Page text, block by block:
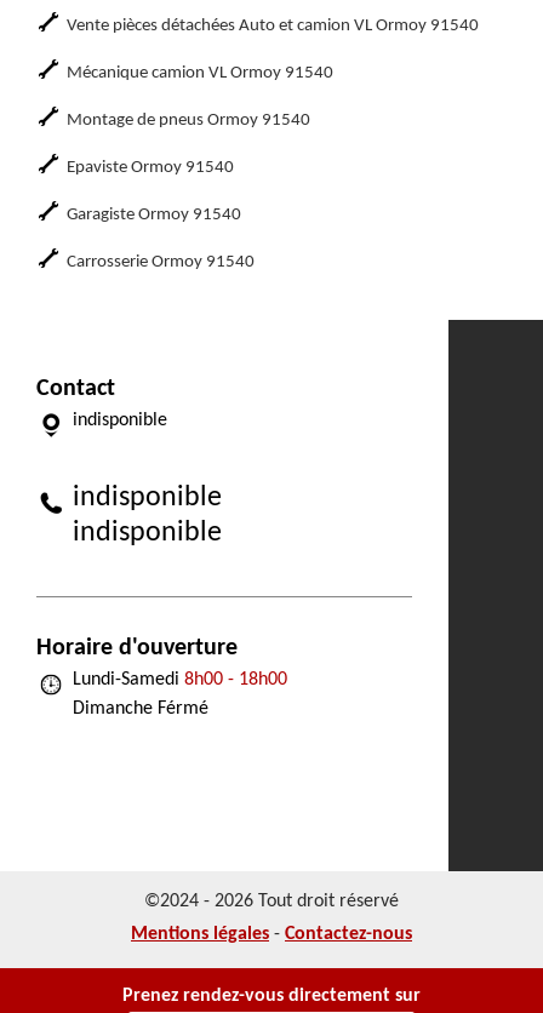
Prenez rendez-vous directement sur
Vente pièces détachées Auto et camion VL Ormoy 91540
Mécanique camion VL Ormoy 91540
Montage de pneus Ormoy 91540
Epaviste Ormoy 91540
Garagiste Ormoy 91540
Carrosserie Ormoy 91540
Contact
indisponible
indisponible
indisponible
Horaire d'ouverture
Lundi-Samedi 8h00 - 18h00
Dimanche Férmé
©2024 - 2026 Tout droit réservé
Mentions légales - Contactez-nous